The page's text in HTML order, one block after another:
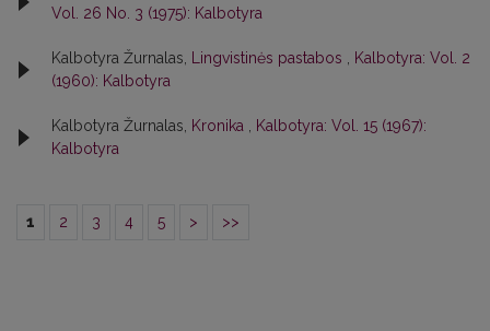
Vol. 26 No. 3 (1975): Kalbotyra
Kalbotyra Žurnalas, Lingvistinės pastabos
Kalbotyra: Vol. 2
(1960): Kalbotyra
Kalbotyra Žurnalas, Kronika
Kalbotyra: Vol. 15 (1967):
Kalbotyra
1 2 3 4 5 > >>